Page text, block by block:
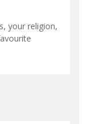
your religion,